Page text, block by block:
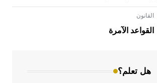
القانون
القواعد الآمرة
هل تعلم؟
- هل تعلم أن الأبلق نوع من الفنون
الهندسية التي ارتبطت بالعمارة الإسلامية
في بلاد الشام ومصر خاصة، حيث يحرص